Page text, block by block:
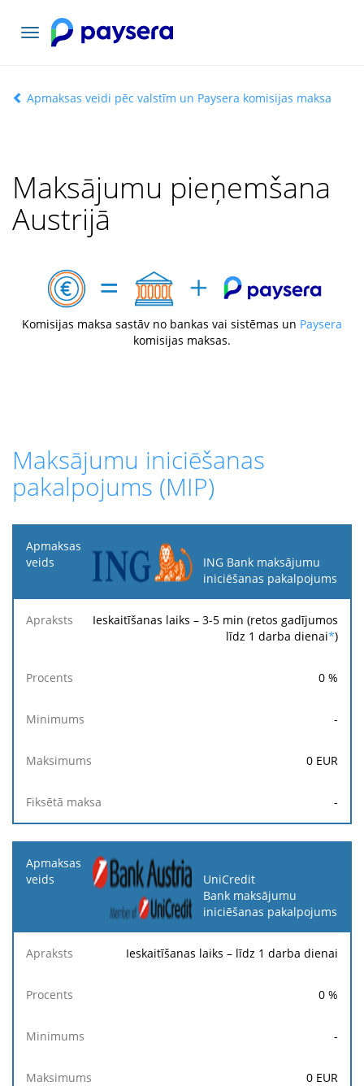
Pārslēgt
navigāciju
Apmaksas veidi pēc valstīm un Paysera komisijas maksa
Maksājumu pieņemšana
Austrijā
Komisijas maksa sastāv no bankas vai sistēmas un Paysera
komisijas maksas.
Maksājumu iniciēšanas
pakalpojums (MIP)
Apmaksas
veids
ING Bank maksājumu
iniciēšanas pakalpojums
Ieskaitīšanas laiks – 3-5 min (retos gadījumos
līdz 1 darba dienai*)
0 %
-
0 EUR
-
UniCredit
Bank maksājumu
iniciēšanas pakalpojums
Ieskaitīšanas laiks – līdz 1 darba dienai
0 %
-
0 EUR